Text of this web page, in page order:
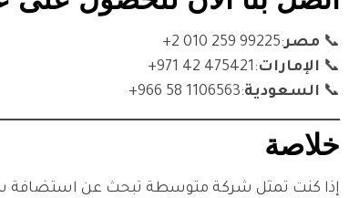
📞 مصر:
⁦+2 010 259 99225⁩
📞 الإمارات:
⁦+971 42 475421⁩
📞 السعودية:
⁦+966 58 1106563⁩
خلاصة
إذا كنت تمثل شركة متوسطة تبحث عن استضافة